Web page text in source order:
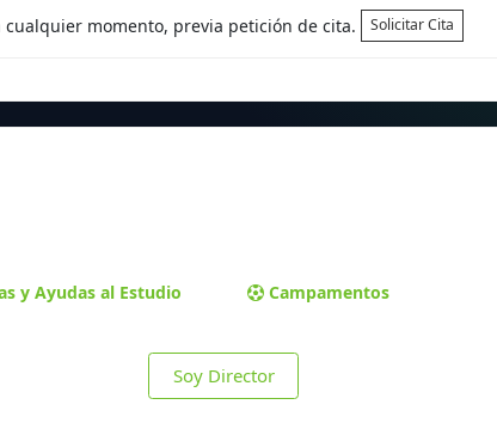
momento, previa petición de cita. Solicitar Cita
y Ayudas al Estudio Campamentos
Soy Director